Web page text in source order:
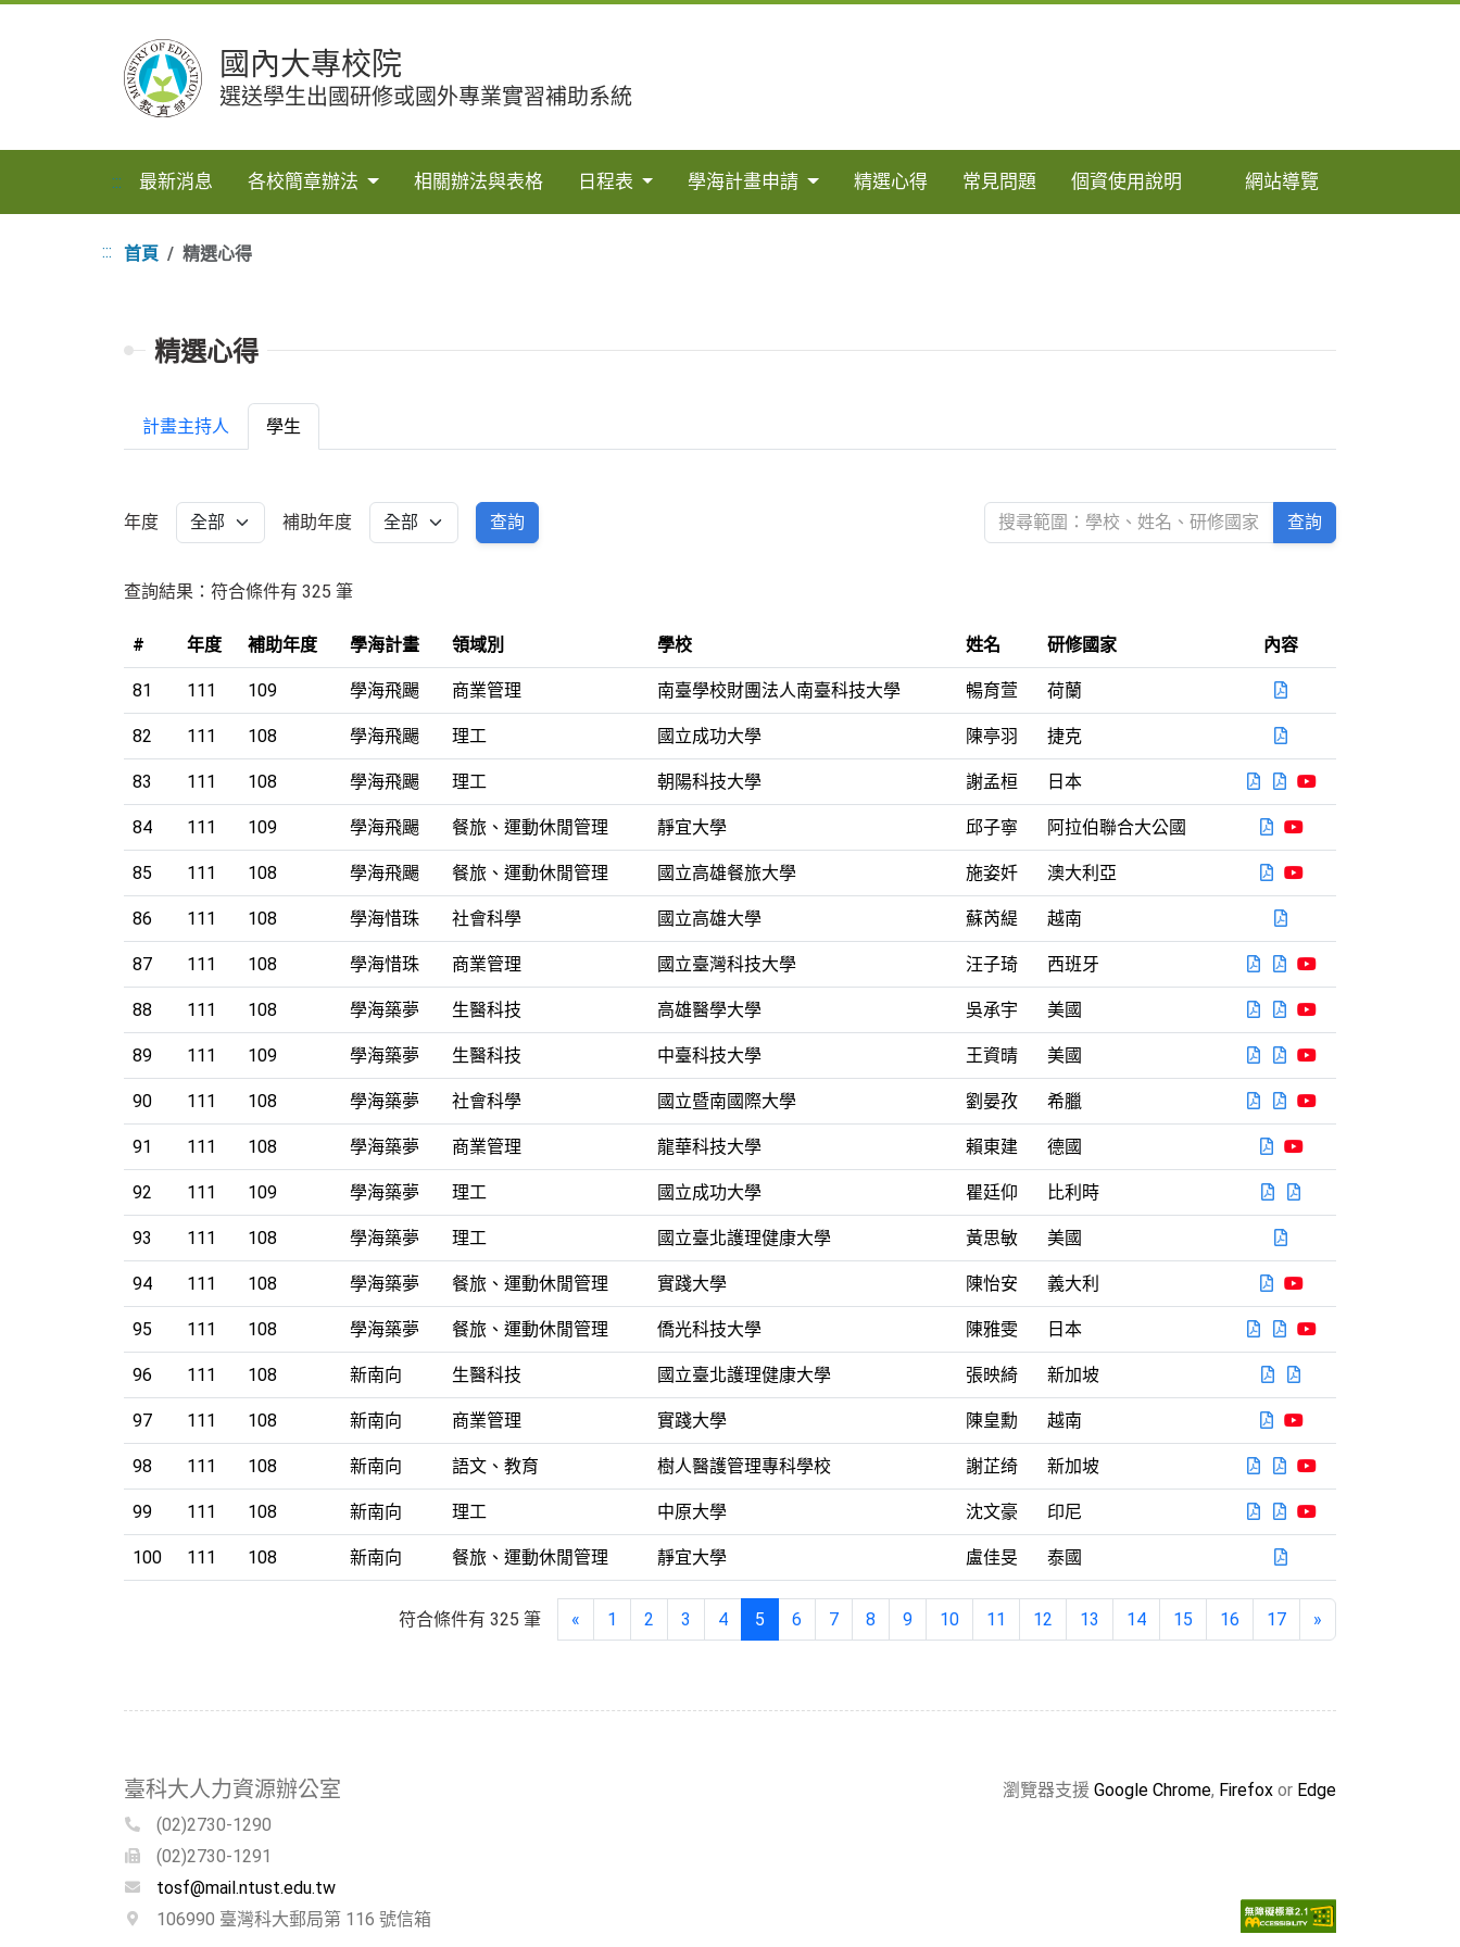
國內大專校院
選送學生出國研修或國外專業實習補助系統
::: 最新消息 各校簡章辦法 相關辦法與表格 日程表 學海計畫申請 精選心得 常見問題 個資使用說明 網站導覽
::: 首頁 精選心得
精選心得
計畫主持人 學生
年度 補助年度 查詢 查詢
提
選
擇
年
度
或
補
助
年
度
跳
轉
頁
面
查詢結果：符合條件有 325 筆
# 年度 補助年度 學海計畫 領域別 學校 姓名 研修國家 內容
81 111 109 學海飛颺 商業管理 南臺學校財團法人南臺科技大學 暢育萱 荷蘭 PDF
82 111 108 學海飛颺 理工 國立成功大學 陳亭羽 捷克 PDF
83 111 108 學海飛颺 理工 朝陽科技大學 謝孟桓 日本 PDFPDFYOUTUBE
84 111 109 學海飛颺 餐旅、運動休閒管理 靜宜大學 邱子寧 阿拉伯聯合大公國 PDFYOUTUBE
85 111 108 學海飛颺 餐旅、運動休閒管理 國立高雄餐旅大學 施姿奷 澳大利亞 PDFYOUTUBE
86 111 108 學海惜珠 社會科學 國立高雄大學 蘇芮緹 越南 PDF
87 111 108 學海惜珠 商業管理 國立臺灣科技大學 汪子琦 西班牙 PDFPDFYOUTUBE
88 111 108 學海築夢 生醫科技 高雄醫學大學 吳承宇 美國 PDFPDFYOUTUBE
89 111 109 學海築夢 生醫科技 中臺科技大學 王資晴 美國 PDFPDFYOUTUBE
90 111 108 學海築夢 社會科學 國立暨南國際大學 劉晏孜 希臘 PDFPDFYOUTUBE
91 111 108 學海築夢 商業管理 龍華科技大學 賴東建 德國 PDFYOUTUBE
92 111 109 學海築夢 理工 國立成功大學 瞿廷仰 比利時 PDFPDF
93 111 108 學海築夢 理工 國立臺北護理健康大學 黃思敏 美國 PDF
94 111 108 學海築夢 餐旅、運動休閒管理 實踐大學 陳怡安 義大利 PDFYOUTUBE
95 111 108 學海築夢 餐旅、運動休閒管理 僑光科技大學 陳雅雯 日本 PDFPDFYOUTUBE
96 111 108 新南向 生醫科技 國立臺北護理健康大學 張映綺 新加坡 PDFPDF
97 111 108 新南向 商業管理 實踐大學 陳皇勳 越南 PDFYOUTUBE
98 111 108 新南向 語文、教育 樹人醫護管理專科學校 謝芷绮 新加坡 PDFPDFYOUTUBE
99 111 108 新南向 理工 中原大學 沈文豪 印尼 PDFPDFYOUTUBE
100 111 108 新南向 餐旅、運動休閒管理 靜宜大學 盧佳旻 泰國 PDF
符合條件有 325 筆 « 1 2 3 4 5 6 7 8 9 10 11 12 13 14 15 16 17 »
臺科大人力資源辦公室
(02)2730-1290
(02)2730-1291
tosf@mail.ntust.edu.tw
106990 臺灣科大郵局第 116 號信箱
瀏覽器支援 Google Chrome, Firefox or Edge